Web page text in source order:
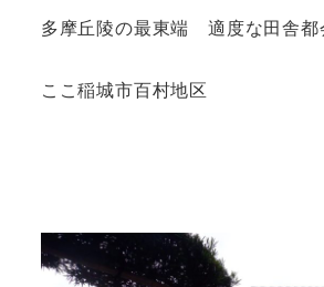
多摩丘陵の最東端 適度な田舎
ここ稲城市百村地区